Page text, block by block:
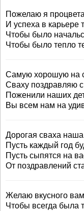
Пожелаю я
И успеха в карьере
Чтобы было
Чтобы было тепло
Самую хорошую на
Сваху поздравляю
Поженили наших
Вы всем нам на
Дорогая сваха
Пусть каждый год
Пусть сыпятся на
От поздравлений
Желаю вкусного
Чтобы всегда была